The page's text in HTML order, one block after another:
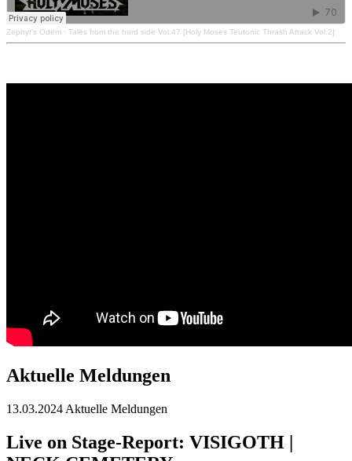
Zephyr's Odem · Tales from the hard side Vol.47 [Holy Moses Teutonic Thrash Attack Vol.2]
Aktuelle Meldungen
13.03.2024 Aktuelle Meldungen
Live on Stage-Report: VISIGOTH |